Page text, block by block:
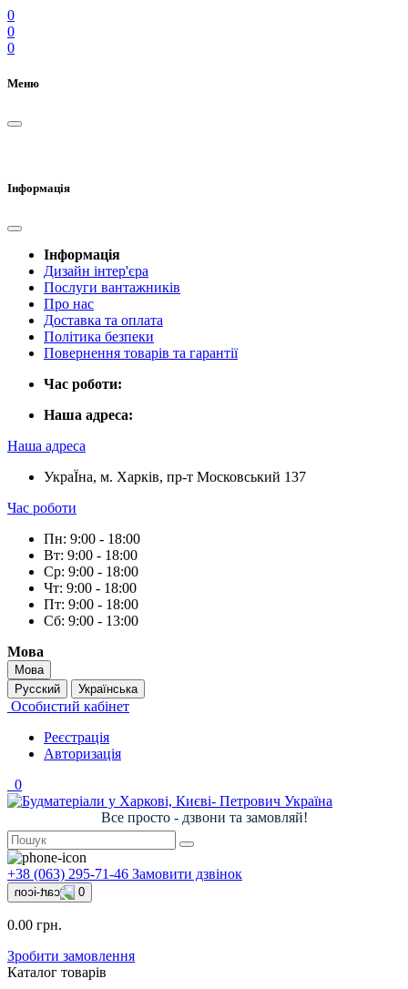
0
0
0
Меню
Інформація
Інформація
Дизайн інтер'єра
Послуги вантажників
Про нас
Доставка та оплата
Політика безпеки
Повернення товарів та гарантії
Час роботи:
Наша адреса:
Наша адреса
УкраЇна, м. Харків, пр-т Московський 137
Час роботи
Пн: 9:00 - 18:00
Вт: 9:00 - 18:00
Ср: 9:00 - 18:00
Чт: 9:00 - 18:00
Пт: 9:00 - 18:00
Сб: 9:00 - 13:00
Мова
Мова
Русский
Українська
Особистий кабінет
Реєстрація
Авторизація
0
Все просто - дзвони та замовляй!
+38 (063) 295-71-46 Замовити дзвінок
0
0.00 грн.
Зробити замовлення
Каталог товарів